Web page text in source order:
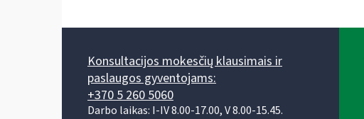
Konsultacijos mokesčių klausimais ir
paslaugos gyventojams:
+370 5 260 5060
Darbo laikas: I-IV 8.00-17.00, V 8.00-15.45.